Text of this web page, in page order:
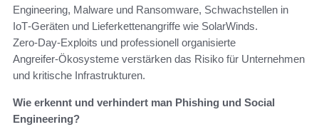
Engineering, Malware und Ransomware, Schwachstellen in
IoT‑Geräten und Lieferkettenangriffe wie SolarWinds.
Zero‑Day‑Exploits und professionell organisierte
Angreifer‑Ökosysteme verstärken das Risiko für Unternehmen
und kritische Infrastrukturen.
Wie erkennt und verhindert man Phishing und Social
Engineering?